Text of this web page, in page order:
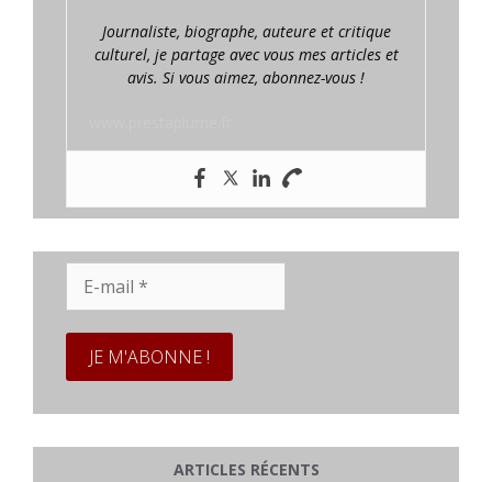
Journaliste, biographe, auteure et critique
culturel, je partage avec vous mes articles et
avis. Si vous aimez, abonnez-vous !
mail
ARTICLES RÉCENTS